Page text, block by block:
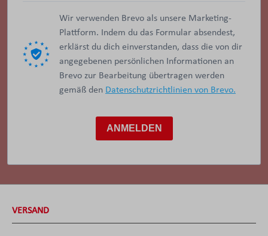
Wir verwenden Brevo als unsere Marketing-
Plattform. Indem du das Formular absendest,
erklärst du dich einverstanden, dass die von dir
angegebenen persönlichen Informationen an
Brevo zur Bearbeitung übertragen werden
gemäß den Datenschutzrichtlinien von Brevo.
ANMELDEN
VERSAND